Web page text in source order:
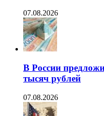
07.08.2026
В России
тысяч рублей
07.08.2026